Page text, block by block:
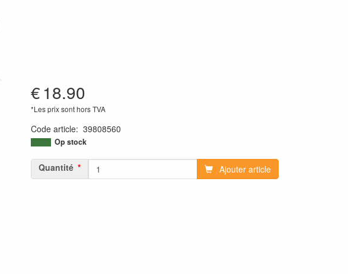
€18.90
*Les prix sont hors TVA
Code article: 39808560
Op stock
Quantité Ajouter article